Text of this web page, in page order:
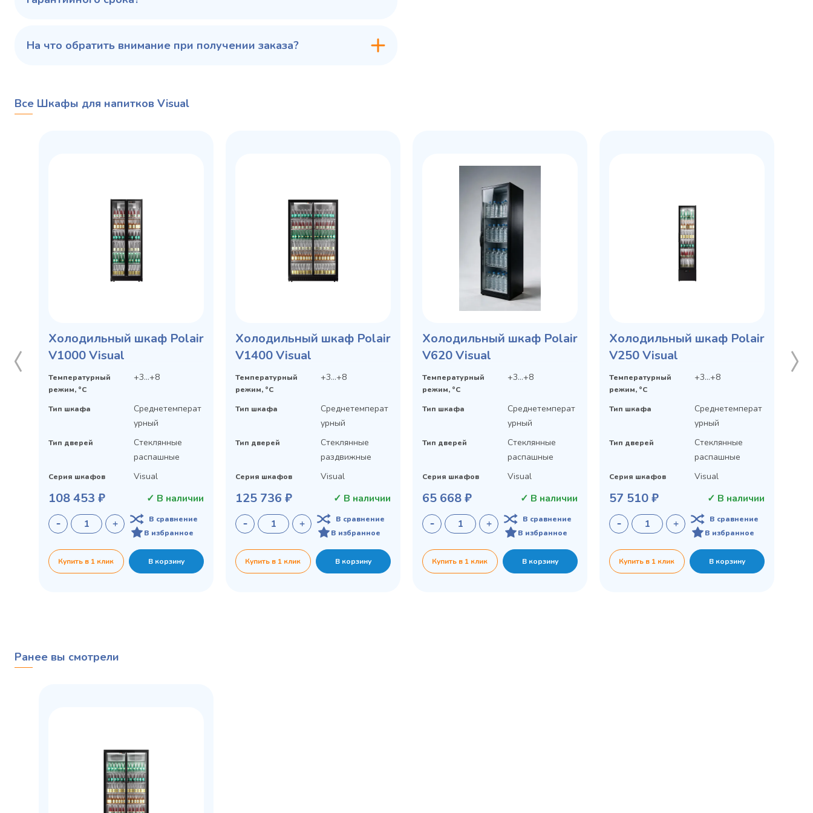
На что обратить внимание при получении заказа?
Все Шкафы для напитков Visual
Холодильный шкаф Polair
V1000 Visual
Температурный
режим, °C
+3...+8
Тип шкафа
Среднетемперат
урный
Тип дверей
Стеклянные
распашные
Серия шкафов Visual
108 453 ₽ ✓ В наличии
В сравнение
В избранное
Купить в 1 клик В корзину
Холодильный шкаф Polair
V1400 Visual
Температурный
режим, °C
+3...+8
Тип шкафа
Среднетемперат
урный
Тип дверей
Стеклянные
раздвижные
Серия шкафов Visual
125 736 ₽ ✓ В наличии
В сравнение
В избранное
Купить в 1 клик В корзину
Холодильный шкаф Polair
V620 Visual
Температурный
режим, °C
+3...+8
Тип шкафа
Среднетемперат
урный
Тип дверей
Стеклянные
распашные
Серия шкафов Visual
65 668 ₽ ✓ В наличии
В сравнение
В избранное
Купить в 1 клик В корзину
Холодильный шкаф Polair
V250 Visual
Температурный
режим, °C
+3...+8
Тип шкафа
Среднетемперат
урный
Тип дверей
Стеклянные
распашные
Серия шкафов Visual
57 510 ₽ ✓ В наличии
В сравнение
В избранное
Купить в 1 клик В корзину
Ранее вы смотрели